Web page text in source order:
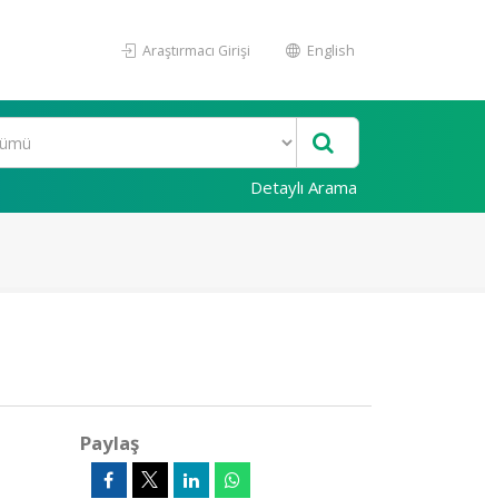
Araştırmacı Girişi English
Detaylı Arama
Paylaş